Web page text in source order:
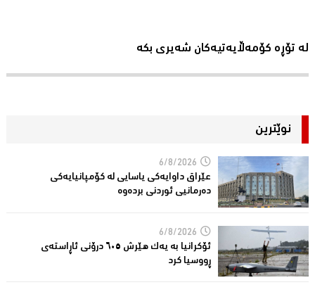
لە تۆڕە کۆمەڵایەتیەکان شەیری بکە
نوێترین
6/8/2026
عێراق داوایەکی یاسایی لە کۆمپانیایه‌كی
دەرمانیى ئوردنی بردەوە
6/8/2026
ئۆکرانیا بە یەک هێرش ٦٠٥ درۆنی ئاڕاستەى
ڕووسیا کرد